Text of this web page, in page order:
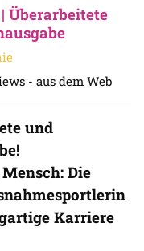
Überarbeitete
- aus dem Web
und
Die
Karriere